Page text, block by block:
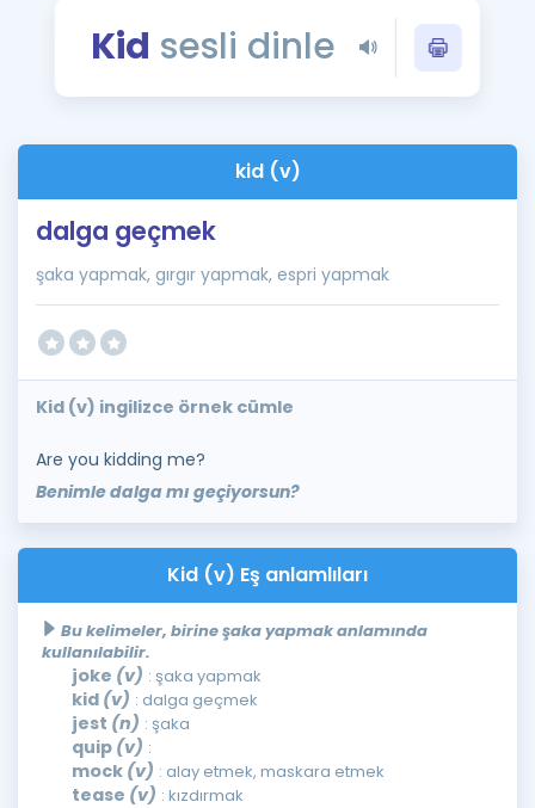
Blog
İngilizce Gramer
Kid sesli dinle
kid (v)
dalga geçmek
şaka yapmak, gırgır yapmak, espri yapmak
Kid (v) ingilizce örnek cümle
Are you kidding me?
Benimle dalga mı geçiyorsun?
Kid (v) Eş anlamlıları
Bu kelimeler, birine şaka yapmak anlamında
kullanılabilir.
joke (v) : şaka yapmak
kid (v) : dalga geçmek
jest (n) : şaka
quip (v) :
mock (v) : alay etmek, maskara etmek
tease (v) : kızdırmak